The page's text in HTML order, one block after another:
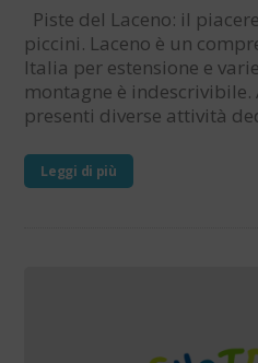
Piste del Laceno: il
piccini. Laceno è un
Italia per estensione e
montagne è indescrivibile.
presenti diverse attività
Leggi di più